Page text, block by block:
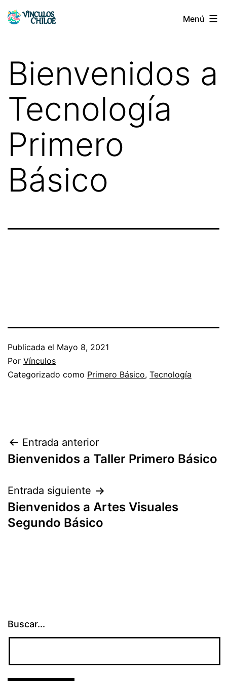
Saltar
Vínculos
Menú
Bienvenidos a
Tecnología
Primero
Básico
Publicada el Mayo 8, 2021
Por Vínculos
Categorizado como Primero Básico, Tecnología
Navegación
de
entradas
Entrada anterior
Bienvenidos a Taller Primero Básico
Entrada siguiente
Bienvenidos a Artes Visuales
Segundo Básico
Buscar...